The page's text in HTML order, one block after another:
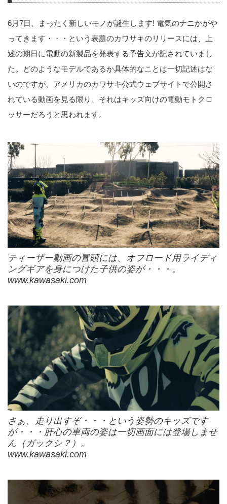
6月7日、まったく新しいモノが誕生します! 電気のナニかがや
ってきます・・・という表題のカワサキのリリースには、上
述の期日に電動の新製品を発表する予告文が記されていまし
た。どのようなモデルであるか具体的なことは一切記述はな
いのですが、アメリカのカワサキ公式ウェブサイトで公開さ
れている動画を見る限り、それはキッズ向けの電動モトクロ
ッサーだろうと思われます。
ティーザー動画の冒頭には、オフロード用ライディ
ングギアを身につけた子供の姿が・・・。
www.kawasaki.com
さぁ、走り出すぞ・・・という姿勢のキッズです
が・・・肝心の車両の姿は一切画面には登場しませ
ん（ガックシ？）。
www.kawasaki.com